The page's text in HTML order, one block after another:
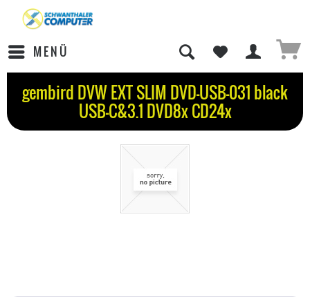
MENÜ
gembird DVW EXT SLIM DVD-USB-031 black
USB-C&3.1 DVD8x CD24x